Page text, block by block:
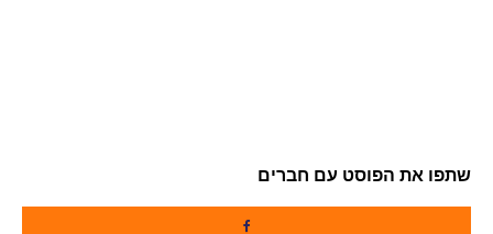
שתפו את הפוסט עם חברים